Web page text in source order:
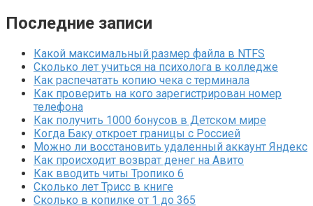
Последние записи
Какой максимальный размер файла в NTFS
Сколько лет учиться на психолога в колледже
Как распечатать копию чека с терминала
Как проверить на кого зарегистрирован номер
телефона
Как получить 1000 бонусов в Детском мире
Когда Баку откроет границы с Россией
Можно ли восстановить удаленный аккаунт Яндекс
Как происходит возврат денег на Авито
Как вводить читы Тропико 6
Сколько лет Трисс в книге
Сколько в копилке от 1 до 365